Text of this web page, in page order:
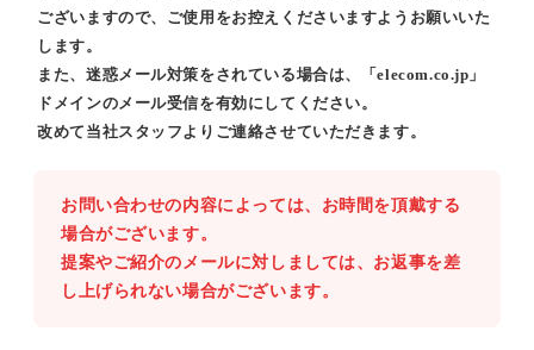
ございますので、ご使用をお控えくださいますようお願いいた
します。
また、迷惑メール対策をされている場合は、「elecom.co.jp」
ドメインのメール受信を有効にしてください。
改めて当社スタッフよりご連絡させていただきます。
お問い合わせの内容によっては、お時間を頂戴する
場合がございます。
提案やご紹介のメールに対しましては、お返事を差
し上げられない場合がございます。